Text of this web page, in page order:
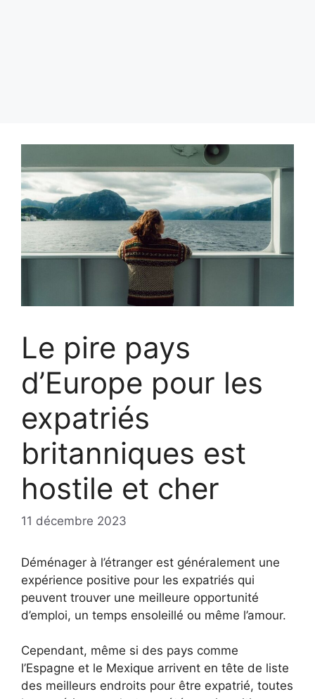
Le pire pays
d’Europe pour les
expatriés
britanniques est
hostile et cher
11 décembre 2023
Déménager à l’étranger est généralement une
expérience positive pour les expatriés qui
peuvent trouver une meilleure opportunité
d’emploi, un temps ensoleillé ou même l’amour.
Cependant, même si des pays comme
l’Espagne et le Mexique arrivent en tête de liste
des meilleurs endroits pour être expatrié, toutes